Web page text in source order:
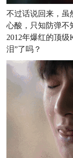
不过话说回来，虽
心酸，只知防弹不
2012年爆红的顶
泪”了吗？